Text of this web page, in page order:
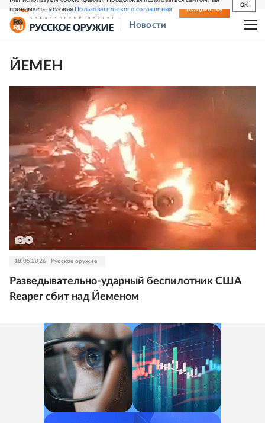
принимаете условияПользовательского соглашения
OK
СВЕЖИЙ НОМЕР ПОДПИСКА
Новости
ЙЕМЕН
18.05.2026 Русское оружие
Разведывательно-ударный беспилотник США
Reaper сбит над Йеменом